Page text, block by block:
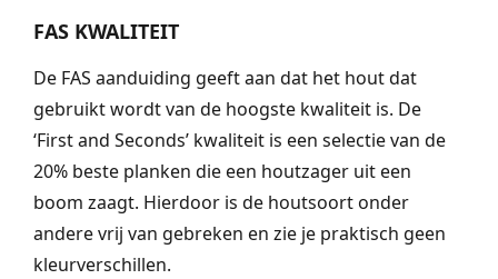
FAS KWALITEIT
De FAS aanduiding geeft aan dat het hout dat
gebruikt wordt van de hoogste kwaliteit is. De
‘First and Seconds’ kwaliteit is een selectie van de
20% beste planken die een houtzager uit een
boom zaagt. Hierdoor is de houtsoort onder
andere vrij van gebreken en zie je praktisch geen
kleurverschillen.